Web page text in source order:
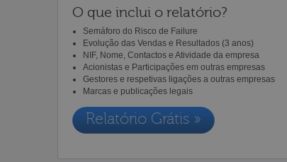
O que inclui o relatório?
Semáforo do Risco de Failure
Evolução das Vendas e Resultados (3 anos)
NIF, Nome, Contactos e Atividade da empresa
Acionistas e Participações em outras empresas
Gestores e respetivas ligações a outras empresas
Marcas e publicações legais
Relatório Grátis »